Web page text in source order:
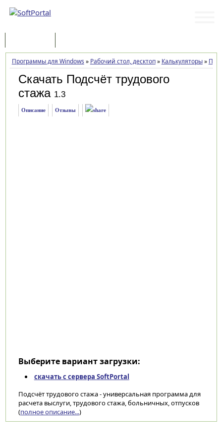
Программы для Windows » Рабочий стол, десктоп» Калькуляторы»
Скачать Подсчёт трудового
стажа 1.3
Описание Отзывы
Выберите вариант загрузки:
скачать с сервера SoftPortal
Подсчёт трудового стажа - универсальная программа для
расчета выслуги, трудового стажа, больничных, отпусков
(полное описание...)